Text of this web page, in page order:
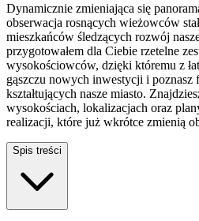
Dynamicznie zmieniająca się
obserwacja rosnących wieżowców
mieszkańców śledzących rozwój
przygotowałem dla Ciebie rzetelne
wysokościowców, dzięki któremu z
gąszczu nowych inwestycji i poznasz
kształtujących nasze miasto.
wysokościach, lokalizacjach oraz
realizacji, które już wkrótce zmienią
Spis treści